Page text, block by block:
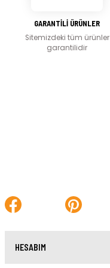
GARANTİLİ ÜRÜNLER
Sitemizdeki tüm ürünler
garantilidir
HESABIM